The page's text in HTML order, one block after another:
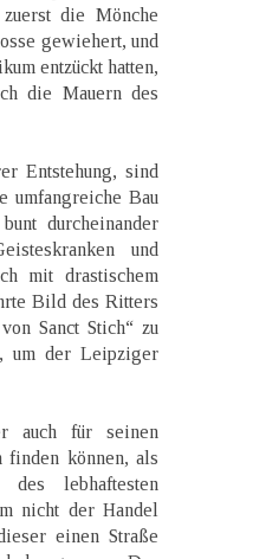
die Mönche
gewiehert, und
entzückt hatten,
die Mauern des
Entstehung, sind
umfangreiche Bau
durcheinander
und
mit drastischem
Bild des Ritters
Sanct Stich“ zu
um der Leipziger
auch für seinen
finden können, als
lebhaftesten
nicht der Handel
einen Straße